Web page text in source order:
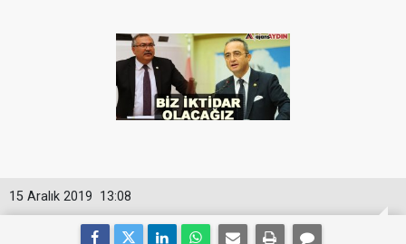
13:08
15 Aralık 2019